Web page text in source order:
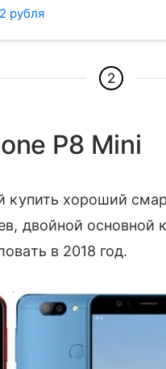
рубля
2
P8 Mini
хороший
двойной основной
в 2018 год.